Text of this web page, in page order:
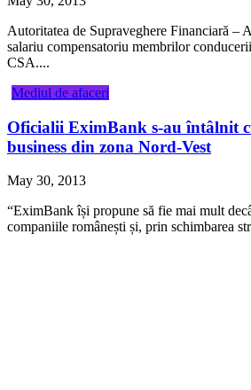
Autoritatea de Supraveghere Financiară –
salariu compensatoriu membrilor
CSA....
Mediul de afaceri
Oficialii EximBank s-au întâlnit
business din zona Nord-Vest
May 30, 2013
“EximBank își propune să fie mai mult
companiile românești și, prin schimbarea